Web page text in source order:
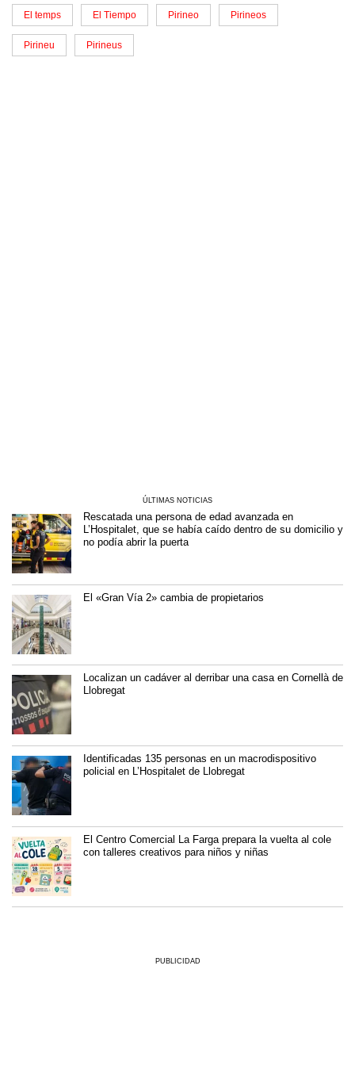
El temps El Tiempo Pirineo Pirineos
Pirineu Pirineus
ÚLTIMAS NOTICIAS
Rescatada una persona de edad avanzada en
L’Hospitalet, que se había caído dentro de su domicilio y
no podía abrir la puerta
El «Gran Vía 2» cambia de propietarios
Localizan un cadáver al derribar una casa en Cornellà de
Llobregat
Identificadas 135 personas en un macrodispositivo
policial en L’Hospitalet de Llobregat
El Centro Comercial La Farga prepara la vuelta al cole
con talleres creativos para niños y niñas
PUBLICIDAD